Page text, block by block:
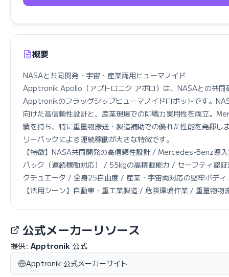
概要
NASAと共同開発・宇宙・産業両用ヒューマノイド
Apptronik Apollo（アプトロニク アポロ）は、NASAとの共同
Apptronikのフラッグシップヒューマノイドロボットです。
向けた高信頼性設計と、産業現場での即戦力実用性を両立。
績を持ち、特に重量物搬送・製造補助での優れた性能を発揮し
リーパックによる連続稼働が大きな特徴です。
【特徴】NASA共同開発の高信頼性設計 / Mercedes-Benz導
パック（連続稼働対応） / 55kgの高積載能力 / セーフティ認
クチュエータ / 全身25自由度 / 産業・宇宙両対応の堅牢ボディ
【活用シーン】自動車・重工業製造 / 危険環境作業 / 重量物
公式メーカーリソース
提供: Apptronik公式
Apptronik 公式メーカーサイト